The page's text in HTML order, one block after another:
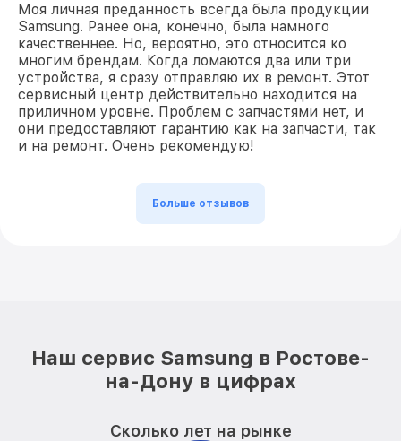
Моя личная преданность всегда была продукции
Samsung. Ранее она, конечно, была намного
качественнее. Но, вероятно, это относится ко
многим брендам. Когда ломаются два или три
устройства, я сразу отправляю их в ремонт. Этот
сервисный центр действительно находится на
приличном уровне. Проблем с запчастями нет, и
они предоставляют гарантию как на запчасти, так
и на ремонт. Очень рекомендую!
Больше отзывов
Наш сервис Samsung в Ростове-
на-Дону в цифрах
Сколько лет на рынке